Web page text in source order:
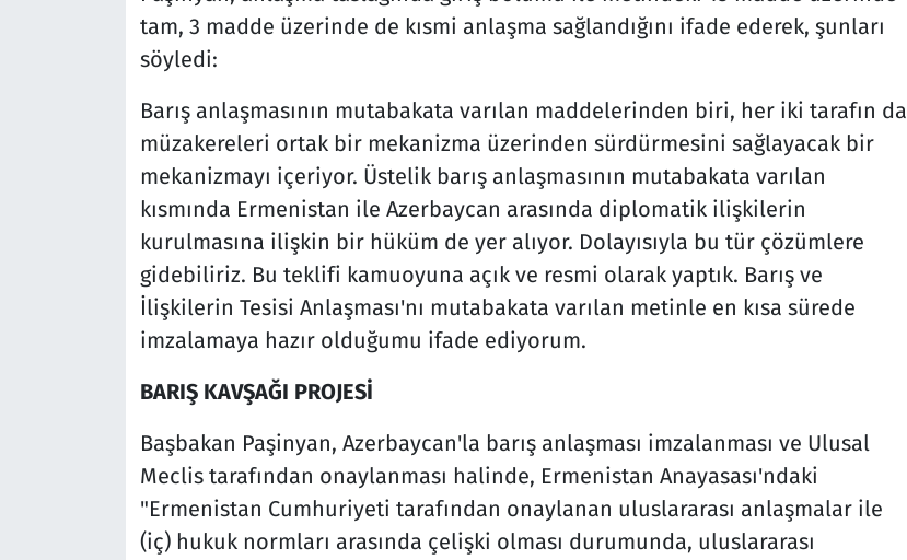
tam, 3 madde üzerinde de kısmi anlaşma sağlandığını ifade ederek, şunları
söyledi:
Barış anlaşmasının mutabakata varılan maddelerinden biri, her iki tarafın da
müzakereleri ortak bir mekanizma üzerinden sürdürmesini sağlayacak bir
mekanizmayı içeriyor. Üstelik barış anlaşmasının mutabakata varılan
kısmında Ermenistan ile Azerbaycan arasında diplomatik ilişkilerin
kurulmasına ilişkin bir hüküm de yer alıyor. Dolayısıyla bu tür çözümlere
gidebiliriz. Bu teklifi kamuoyuna açık ve resmi olarak yaptık. Barış ve
İlişkilerin Tesisi Anlaşması'nı mutabakata varılan metinle en kısa sürede
imzalamaya hazır olduğumu ifade ediyorum.
BARIŞ KAVŞAĞI PROJESİ
Başbakan Paşinyan, Azerbaycan'la barış anlaşması imzalanması ve Ulusal
Meclis tarafından onaylanması halinde, Ermenistan Anayasası'ndaki
"Ermenistan Cumhuriyeti tarafından onaylanan uluslararası anlaşmalar ile
(iç) hukuk normları arasında çelişki olması durumunda, uluslararası